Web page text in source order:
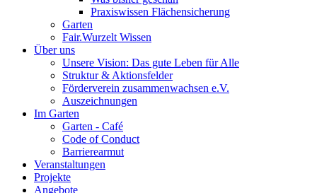
Praxiswissen Flächensicherung
Garten
Fair.Wurzelt Wissen
Über uns
Unsere Vision: Das gute Leben für Alle
Struktur & Aktionsfelder
Förderverein zusammenwachsen e.V.
Auszeichnungen
Im Garten
Garten - Café
Code of Conduct
Barrierearmut
Veranstaltungen
Projekte
Angebote